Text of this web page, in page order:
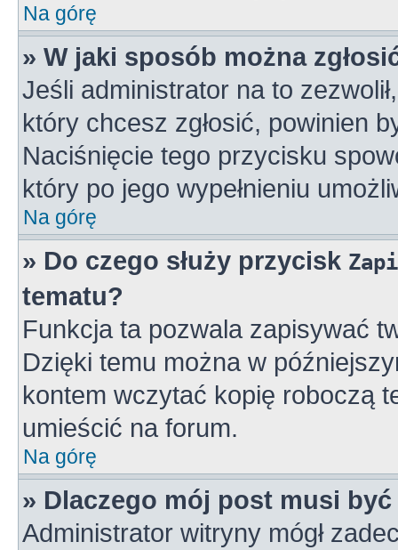
Na górę
» W jaki sposób można
Jeśli administrator na to
który chcesz zgłosić, powinien
Naciśnięcie tego przycisku
który po jego wypełnieniu
Na górę
» Do czego służy przycisk
tematu?
Funkcja ta pozwala zapisywać
Dzięki temu można w
kontem wczytać kopię roboczą
umieścić na forum.
Na górę
» Dlaczego mój post musi
Administrator witryny mógł